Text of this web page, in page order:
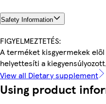
Safety Information
FIGYELMEZTETÉS:
A terméket kisgyermekek
helyettesíti a
View all Dietary supplement
Using product